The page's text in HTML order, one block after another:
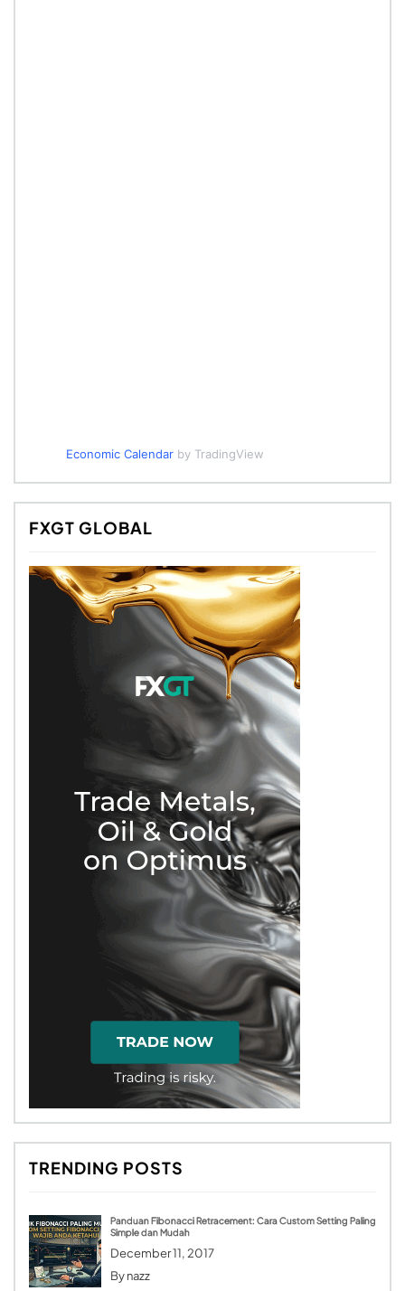
Economic Calendarby TradingView
FXGT GLOBAL
TRENDING POSTS
Panduan Fibonacci Retracement: Cara Custom Setting Paling
Simple dan Mudah
December 11, 2017
Bynazz